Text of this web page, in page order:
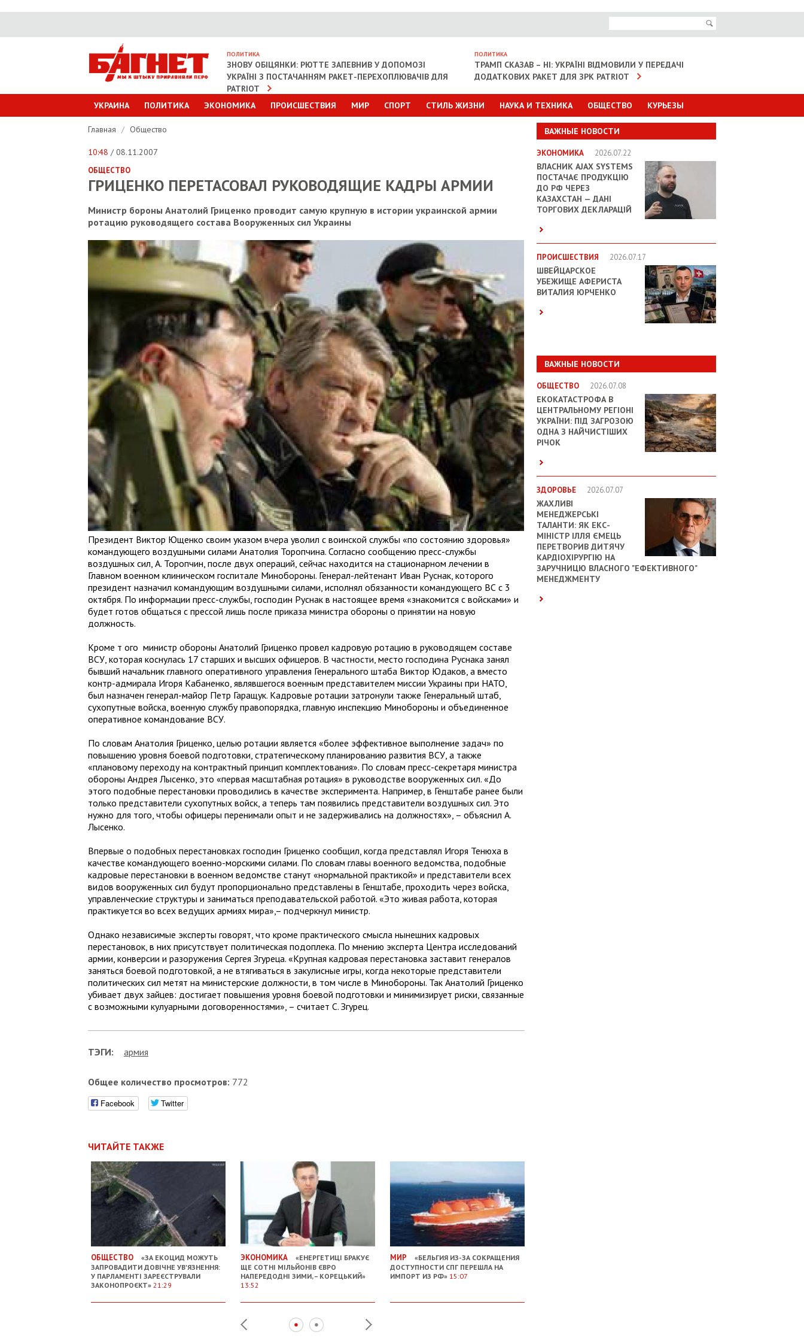
ПОЛИТИКА
ЗНОВУ ОБІЦЯНКИ: РЮТТЕ ЗАПЕВНИВ У ДОПОМОЗІ
УКРАЇНІ З ПОСТАЧАННЯМ РАКЕТ-ПЕРЕХОПЛЮВАЧІВ ДЛЯ
PATRIOT
ПОЛИТИКА
ТРАМП СКАЗАВ – НІ: УКРАЇНІ ВІДМОВИЛИ У ПЕРЕДАЧІ
ДОДАТКОВИХ РАКЕТ ДЛЯ ЗРК PATRIOT
УКРАИНА ПОЛИТИКА ЭКОНОМИКА ПРОИСШЕСТВИЯ МИР СПОРТ СТИЛЬ ЖИЗНИ НАУКА И ТЕХНИКА ОБЩЕСТВО КУРЬЕЗЫ
ВАЖНЫЕ НОВОСТИ
ЭКОНОМИКА 2026.07.22
ВЛАСНИК AJAX SYSTEMS
ПОСТАЧАЄ ПРОДУКЦІЮ
ДО РФ ЧЕРЕЗ
КАЗАХСТАН — ДАНІ
ТОРГОВИХ ДЕКЛАРАЦІЙ
ПРОИСШЕСТВИЯ 2026.07.17
ШВЕЙЦАРСКОЕ
УБЕЖИЩЕ АФЕРИСТА
ВИТАЛИЯ ЮРЧЕНКО
ВАЖНЫЕ НОВОСТИ
ОБЩЕСТВО 2026.07.08
ЕКОКАТАСТРОФА В
ЦЕНТРАЛЬНОМУ РЕГІОНІ
УКРАЇНИ: ПІД ЗАГРОЗОЮ
ОДНА З НАЙЧИСТІШИХ
РІЧОК
ЗДОРОВЬЕ 2026.07.07
ЖАХЛИВІ
МЕНЕДЖЕРСЬКІ
ТАЛАНТИ: ЯК ЕКС-
МІНІСТР ІЛЛЯ ЄМЕЦЬ
ПЕРЕТВОРИВ ДИТЯЧУ
КАРДІОХІРУРГІЮ НА
ЗАРУЧНИЦЮ ВЛАСНОГО "ЕФЕКТИВНОГО"
МЕНЕДЖМЕНТУ
Главная / Общество
10:48 / 08.11.2007
ОБЩЕСТВО
ГРИЦЕНКО ПЕРЕТАСОВАЛ РУКОВОДЯЩИЕ КАДРЫ АРМИИ
Министр бороны Анатолий Гриценко проводит самую крупную в истории украинской армии
ротацию руководящего состава Вооруженных сил Украины
Президент Виктор Ющенко своим указом вчера уволил с воинской службы «по состоянию здоровья»
командующего воздушными силами Анатолия Торопчина. Согласно сообщению пресс-службы
воздушных сил, А. Торопчин, после двух операций, сейчас находится на стационарном лечении в
Главном военном клиническом госпитале Минобороны. Генерал-лейтенант Иван Руснак, которого
президент назначил командующим воздушными силами, исполнял обязанности командующего ВС с 3
октября. По информации пресс-службы, господин Руснак в настоящее время «знакомится с войсками» и
будет готов общаться с прессой лишь после приказа министра обороны о принятии на новую
должность.
Кроме т ого министр обороны Анатолий Гриценко провел кадровую ротацию в руководящем составе
ВСУ, которая коснулась 17 старших и высших офицеров. В частности, место господина Руснака занял
бывший начальник главного оперативного управления Генерального штаба Виктор Юдаков, а вместо
контр-адмирала Игоря Кабаненко, являвшегося военным представителем миссии Украины при НАТО,
был назначен генерал-майор Петр Гаращук. Кадровые ротации затронули также Генеральный штаб,
сухопутные войска, военную службу правопорядка, главную инспекцию Минобороны и объединенное
оперативное командование ВСУ.
По словам Анатолия Гриценко, целью ротации является «более эффективное выполнение задач» по
повышению уровня боевой подготовки, стратегическому планированию развития ВСУ, а также
«плановому переходу на контрактный принцип комплектования». По словам пресс-секретаря министра
обороны Андрея Лысенко, это «первая масштабная ротация» в руководстве вооруженных сил. «До
этого подобные перестановки проводились в качестве эксперимента. Например, в Генштабе ранее были
только представители сухопутных войск, а теперь там появились представители воздушных сил. Это
нужно для того, чтобы офицеры перенимали опыт и не задерживались на должностях», – объяснил А.
Лысенко.
Впервые о подобных перестановках господин Гриценко сообщил, когда представлял Игоря Тенюха в
качестве командующего военно-морскими силами. По словам главы военного ведомства, подобные
кадровые перестановки в военном ведомстве станут «нормальной практикой» и представители всех
видов вооруженных сил будут пропорционально представлены в Генштабе, проходить через войска,
управленческие структуры и заниматься преподавательской работой. «Это живая работа, которая
практикуется во всех ведущих армиях мира»,– подчеркнул министр.
Однако независимые эксперты говорят, что кроме практического смысла нынешних кадровых
перестановок, в них присутствует политическая подоплека. По мнению эксперта Центра исследований
армии, конверсии и разоружения Сергея Згуреца. «Крупная кадровая перестановка заставит генералов
заняться боевой подготовкой, а не втягиваться в закулисные игры, когда некоторые представители
политических сил метят на министерские должности, в том числе в Минобороны. Так Анатолий Гриценко
убивает двух зайцев: достигает повышения уровня боевой подготовки и минимизирует риски, связанные
с возможными кулуарными договоренностями», – считает С. Згурец.
ТЭГИ: армия
Общее количество просмотров: 772
Facebook Twitter
ЧИТАЙТЕ ТАКЖЕ
ОБЩЕСТВО
«ЗА ЕКОЦИД МОЖУТЬ
ЗАПРОВАДИТИ ДОВІЧНЕ УВ'ЯЗНЕННЯ:
У ПАРЛАМЕНТІ ЗАРЕЄСТРУВАЛИ
ЗАКОНОПРОЄКТ» 21:29
ЭКОНОМИКА
«ЕНЕРГЕТИЦІ БРАКУЄ
ЩЕ СОТНІ МІЛЬЙОНІВ ЄВРО
НАПЕРЕДОДНІ ЗИМИ, – КОРЕЦЬКИЙ»
13:52
МИР
«БЕЛЬГИЯ ИЗ-ЗА СОКРАЩЕНИЯ
ДОСТУПНОСТИ СПГ ПЕРЕШЛА НА
ИМПОРТ ИЗ РФ» 15:07